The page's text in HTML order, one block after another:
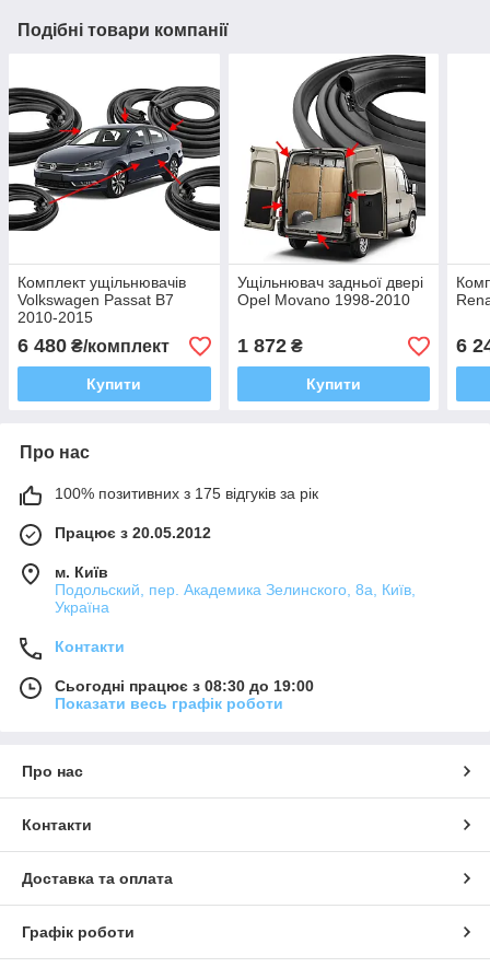
Подібні товари компанії
Комплект ущільнювачів
Volkswagen Passat B7
2010-2015
6 480 ₴/комплект
Купити
Ущільнювач задньої двері
Opel Movano 1998-2010
1 872₴
Купити
6
Про нас
100% позитивних з 175 відгуків за рік
Працює з 20.05.2012
м. Київ
Подольский, пер. Академика Зелинского, 8а, Київ,
Україна
Контакти
Сьогодні працює з 08:30 до 19:00
Показати весь графік роботи
Про нас
Контакти
Доставка та оплата
Графік роботи